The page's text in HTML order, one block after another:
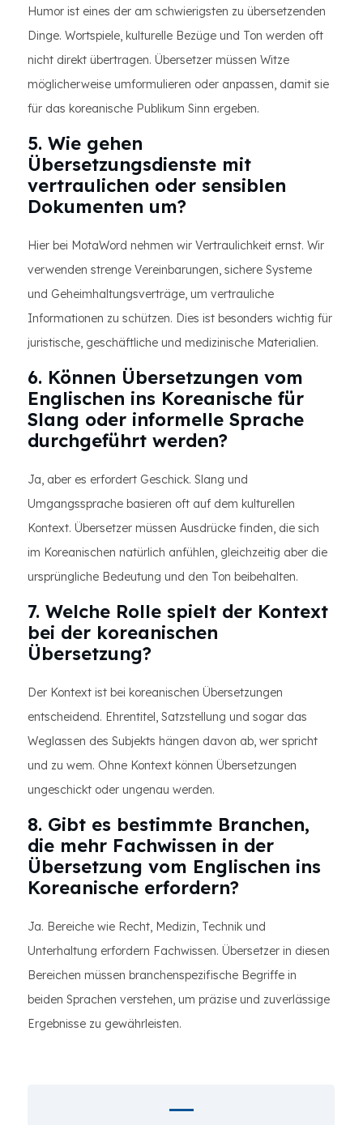
Humor ist eines der am schwierigsten zu übersetzenden
Dinge. Wortspiele, kulturelle Bezüge und Ton werden oft
nicht direkt übertragen. Übersetzer müssen Witze
möglicherweise umformulieren oder anpassen, damit sie
für das koreanische Publikum Sinn ergeben.
5. Wie gehen
Übersetzungsdienste mit
vertraulichen oder sensiblen
Dokumenten um?
Hier bei MotaWord nehmen wir Vertraulichkeit ernst. Wir
verwenden strenge Vereinbarungen, sichere Systeme
und Geheimhaltungsverträge, um vertrauliche
Informationen zu schützen. Dies ist besonders wichtig für
juristische, geschäftliche und medizinische Materialien.
6. Können Übersetzungen vom
Englischen ins Koreanische für
Slang oder informelle Sprache
durchgeführt werden?
Ja, aber es erfordert Geschick. Slang und
Umgangssprache basieren oft auf dem kulturellen
Kontext. Übersetzer müssen Ausdrücke finden, die sich
im Koreanischen natürlich anfühlen, gleichzeitig aber die
ursprüngliche Bedeutung und den Ton beibehalten.
7. Welche Rolle spielt der Kontext
bei der koreanischen
Übersetzung?
Der Kontext ist bei koreanischen Übersetzungen
entscheidend. Ehrentitel, Satzstellung und sogar das
Weglassen des Subjekts hängen davon ab, wer spricht
und zu wem. Ohne Kontext können Übersetzungen
ungeschickt oder ungenau werden.
8. Gibt es bestimmte Branchen,
die mehr Fachwissen in der
Übersetzung vom Englischen ins
Koreanische erfordern?
Ja. Bereiche wie Recht, Medizin, Technik und
Unterhaltung erfordern Fachwissen. Übersetzer in diesen
Bereichen müssen branchenspezifische Begriffe in
beiden Sprachen verstehen, um präzise und zuverlässige
Ergebnisse zu gewährleisten.